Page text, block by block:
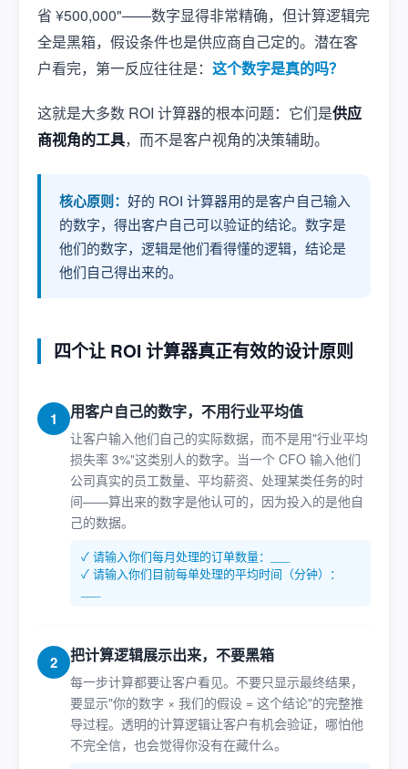
省 ¥500,000"——数字显得非常精确，但计算逻辑完
全是黑箱，假设条件也是供应商自己定的。潜在客
户看完，第一反应往往是： 这个数字是真的吗？
这就是大多数 ROI 计算器的根本问题：它们是供应
商视角的工具，而不是客户视角的决策辅助。
核心原则： 好的 ROI 计算器用的是客户自己输入
的数字，得出客户自己可以验证的结论。数字是
他们的数字，逻辑是他们看得懂的逻辑，结论是
他们自己得出来的。
四个让 ROI 计算器真正有效的设计原则
1 用客户自己的数字，不用行业平均值
让客户输入他们自己的实际数据，而不是用"行业平均
损失率 3%"这类别人的数字。当一个 CFO 输入他们
公司真实的员工数量、平均薪资、处理某类任务的时
间——算出来的数字是他认可的，因为投入的是他自
己的数据。
✓ 请输入你们每月处理的订单数量：___
✓ 请输入你们目前每单处理的平均时间（分钟）：
2 把计算逻辑展示出来，不要黑箱
每一步计算都要让客户看见。不要只显示最终结果，
要显示"你的数字 × 我们的假设 = 这个结论"的完整推
导过程。透明的计算逻辑让客户有机会验证，哪怕他
不完全信，也会觉得你没有在藏什么。